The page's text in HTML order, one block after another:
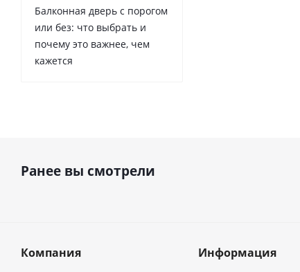
Балконная дверь с порогом
или без: что выбрать и
почему это важнее, чем
кажется
Ранее вы смотрели
Компания Информация